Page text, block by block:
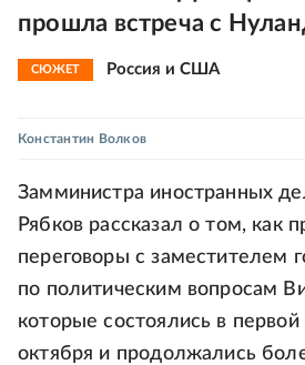
прошла встреча с
СЮЖЕТ Россия и США
Константин Волков
Замминистра иностранных
Рябков рассказал о том, как
переговоры с заместителем
по политическим вопросам
которые состоялись в
октября и продолжались